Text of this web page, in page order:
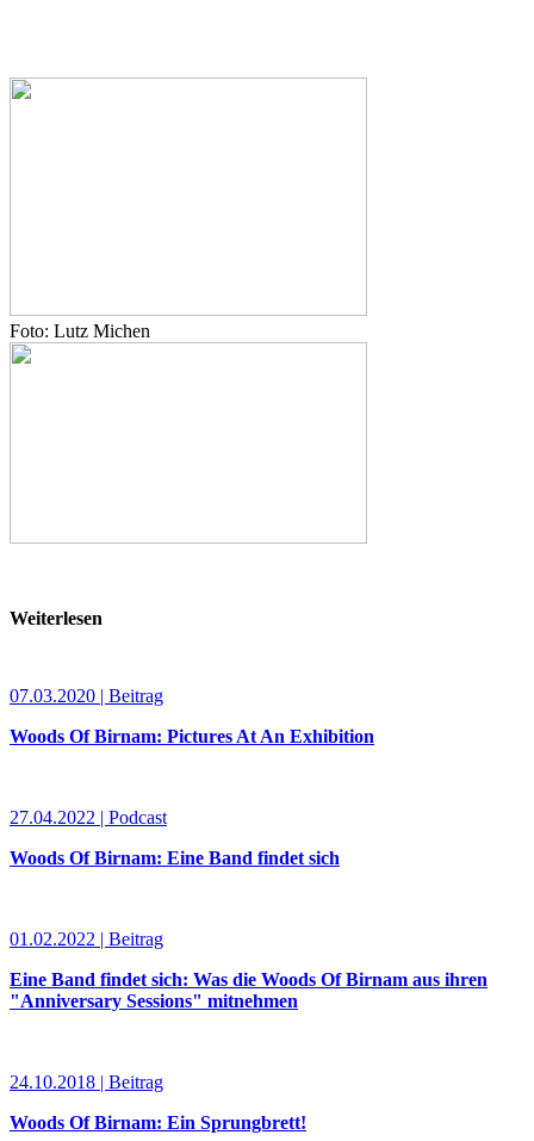
Foto: Lutz Michen
Weiterlesen
07.03.2020 | Beitrag
Woods Of Birnam: Pictures At An Exhibition
27.04.2022 | Podcast
Woods Of Birnam: Eine Band findet sich
01.02.2022 | Beitrag
Eine Band findet sich: Was die Woods Of Birnam aus ihren
"Anniversary Sessions" mitnehmen
24.10.2018 | Beitrag
Woods Of Birnam: Ein Sprungbrett!